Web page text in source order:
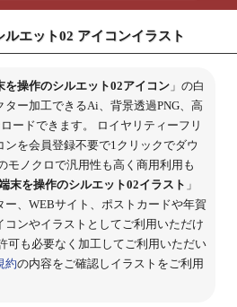
エット02 アイコンイラスト
を操作のシルエット02アイコン」の白
ー加工できるAi、背景透過PNG、高
ードできます。 ロイヤリティーフリ
を会員登録不要で1クリックでダウ
モノクロで汎用性も高く商用利用も
末を操作のシルエット02イラスト 」
ー、WEBサイト、ポストカードや年賀
ンやイラストとしてご利用いただけ
可も必要なく加工してご利用いただい
約の内容をご確認しイラストをご利用